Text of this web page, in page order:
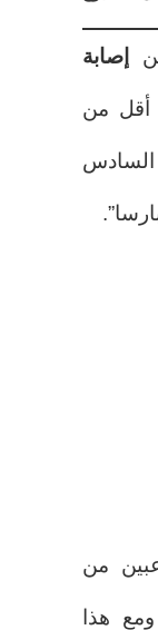
إصابة
أقل من
السادس
من
هذا